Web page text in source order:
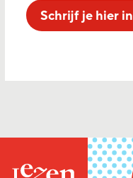
Schrijf je hier in